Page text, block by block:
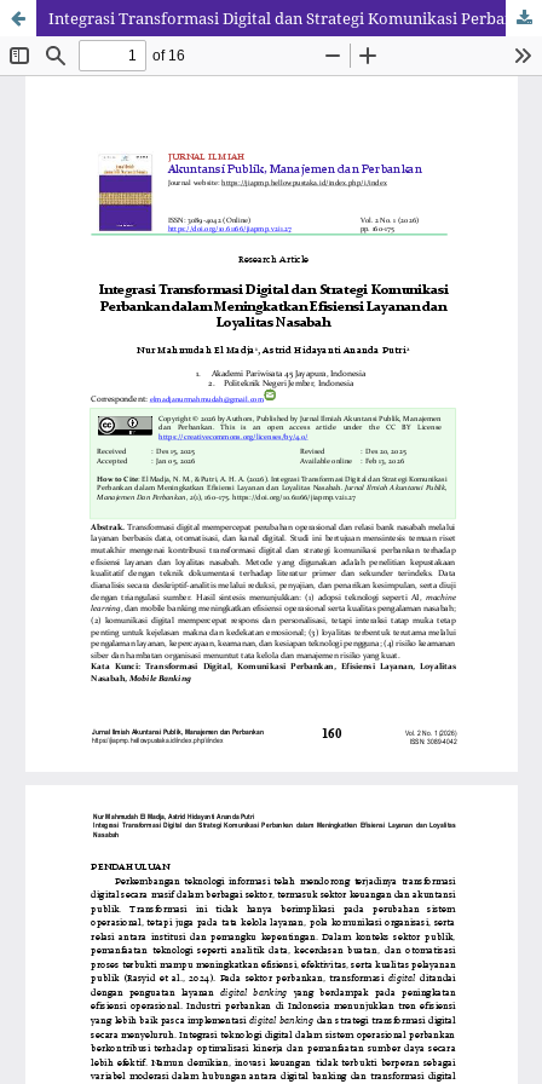
Integrasi Transformasi Digital dan Strategi Komunikasi Perbankan dalam Meningkatkan Efisiensi Layanan dan Loyalitas Nasabah